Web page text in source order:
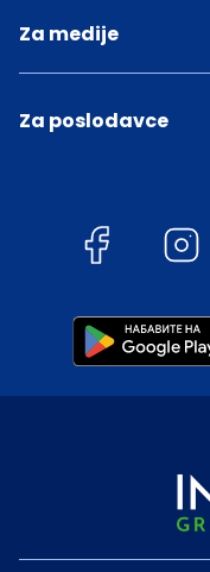
Za medije
Za poslodavce